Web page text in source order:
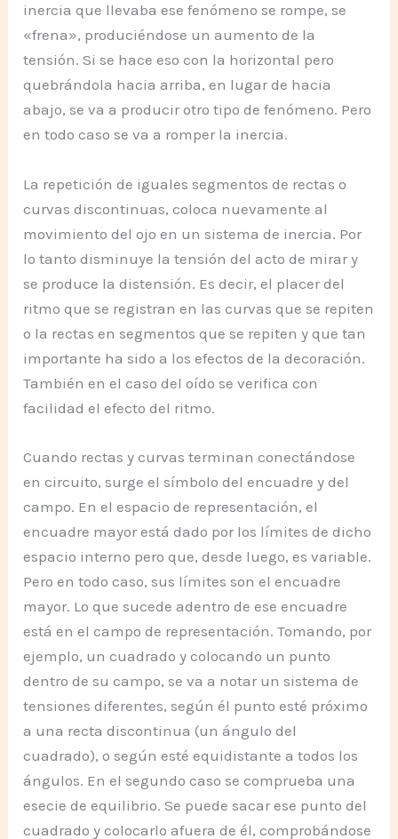
inercia que llevaba ese fenómeno se rompe, se
«frena», produciéndose un aumento de la
tensión. Si se hace eso con la horizontal pero
quebrándola hacia arriba, en lugar de hacia
abajo, se va a producir otro tipo de fenómeno. Pero
en todo caso se va a romper la inercia.
La repetición de iguales segmentos de rectas o
curvas discontinuas, coloca nuevamente al
movimiento del ojo en un sistema de inercia. Por
lo tanto disminuye la tensión del acto de mirar y
se produce la distensión. Es decir, el placer del
ritmo que se registran en las curvas que se repiten
o la rectas en segmentos que se repiten y que tan
importante ha sido a los efectos de la decoración.
También en el caso del oído se verifica con
facilidad el efecto del ritmo.
Cuando rectas y curvas terminan conectándose
en circuito, surge el símbolo del encuadre y del
campo. En el espacio de representación, el
encuadre mayor está dado por los límites de dicho
espacio interno pero que, desde luego, es variable.
Pero en todo caso, sus límites son el encuadre
mayor. Lo que sucede adentro de ese encuadre
está en el campo de representación. Tomando, por
ejemplo, un cuadrado y colocando un punto
dentro de su campo, se va a notar un sistema de
tensiones diferentes, según él punto esté próximo
a una recta discontinua (un ángulo del
cuadrado), o según esté equidistante a todos los
ángulos. En el segundo caso se comprueba una
esecie de equilibrio. Se puede sacar ese punto del
cuadrado y colocarlo afuera de él, comprobándose